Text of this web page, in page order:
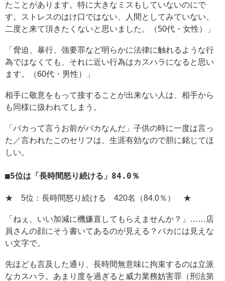
たことがあります。特に大きなミスもしていないのにで
す。ストレスのはけ口ではない、人間としてみていない、
二度と来て頂きたくないと思いました。（50代・女性）」
「脅迫、暴行、強要罪など明らかに法律に触れるような行
為ではなくても、それに近い行為はカスハラになると思い
ます。（60代・男性）」
相手に敬意をもって接することが出来ない人は、相手から
も同様に扱われてしまう。
「バカって言うお前がバカなんだ」子供の時に一度は言っ
た／言われたこのセリフは、生涯有効なので胆に銘じてほ
しい。
5位は「長時間怒り続ける」84.0％
★ 5位：長時間怒り続ける 420名（84.0％） ★
「ねぇ、いい加減に機嫌直してもらえませんか？」……店
員さんの顔にそう書いてあるのが見える？バカには見えな
い文字で。
先ほども言及した通り、長時間無意味に拘束するのは立派
なカスハラ。あまり度を過ぎると威力業務妨害罪（刑法第